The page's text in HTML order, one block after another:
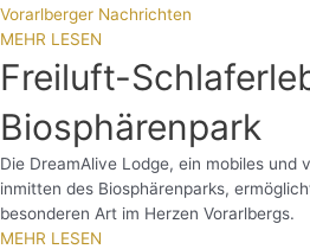
Vorarlberger Nachrichten
MEHR LESEN
Freiluft-
Biosphärenpark
Die DreamAlive Lodge, ein mobiles und
inmitten des Biosphärenparks,
besonderen Art im Herzen Vorarlbergs.
MEHR LESEN